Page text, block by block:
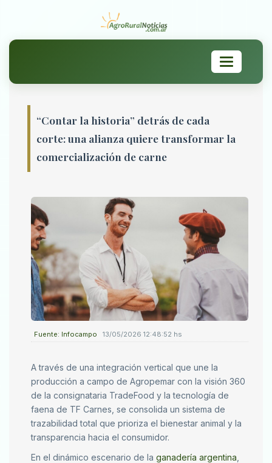
Toggle
navigation
“Contar la historia” detrás de cada
corte: una alianza quiere transformar la
comercialización de carne
Fuente: Infocampo 13/05/2026 12:48:52 hs
A través de una integración vertical que une la
producción a campo de Agropemar con la visión 360
de la consignataria TradeFood y la tecnología de
faena de TF Carnes, se consolida un sistema de
trazabilidad total que prioriza el bienestar animal y la
transparencia hacia el consumidor.
En el dinámico escenario de la ganadería argentina